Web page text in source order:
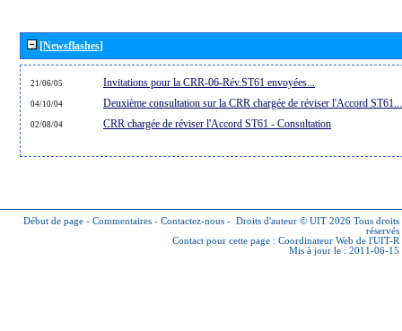
[Newsflashes]
21/06/05 Invitations pour la CRR-06-Rév.ST61 envoyées...
04/10/04 Deuxième consultation sur la CRR chargée de réviser l'Accord ST61...
02/08/04 CRR chargée de réviser l'Accord ST61 - Consultation
Début de page - Commentaires - Contactez-nous - Droits d'auteur © UIT 2026 Tous droits
réservés
Contact pour cette page : Coordinateur Web de l'UIT-R
Mis à jour le : 2011-06-15